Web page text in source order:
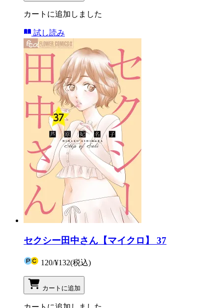
カートに追加しました
試し読み
セクシー田中さん【マイクロ】 37
120/¥132(税込)
カートに追加